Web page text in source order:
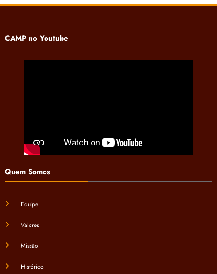
CAMP no Youtube
Quem Somos
Equipe
Valores
Missão
Histórico